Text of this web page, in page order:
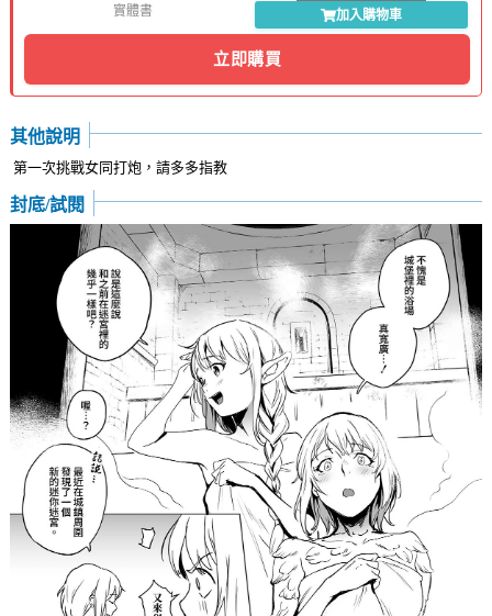
實體書 加入購物車
立即購買
其他說明
第一次挑戰女同打炮，請多多指教
封底/試閱